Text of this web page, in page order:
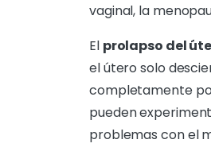
vaginal, la
El prolapso del
el útero solo
completamente
pueden
problemas con el